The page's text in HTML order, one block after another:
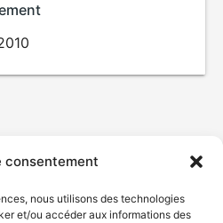
consentement
nous utilisons des technologies
et/ou accéder aux informations des